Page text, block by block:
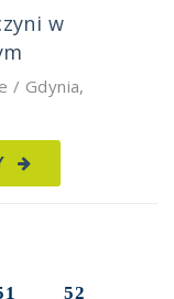
w
/ Gdynia,
52